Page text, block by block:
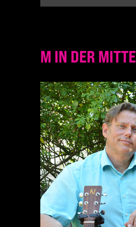
M IN DER MITTE